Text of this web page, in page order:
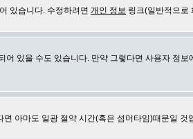
있습니다. 수정하려면 개인 정보 링크(일반적으로
어 있을 수도 있습니다. 만약 그렇다면 사용자 정
아마도 일광 절약 시간(혹은 섬머타임)때문일